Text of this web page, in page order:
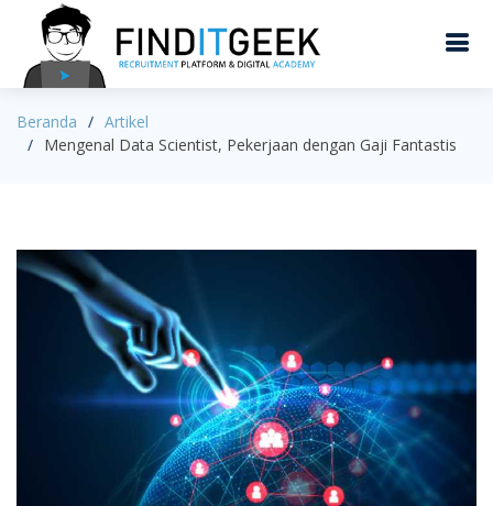
Beranda
Artikel
Mengenal Data Scientist, Pekerjaan dengan Gaji Fantastis